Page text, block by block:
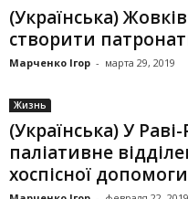
(Українська)
створити
Марченко Ігор - марта 29, 2019
Жизнь
(Українська) У
паліативне
хоспісної допомоги